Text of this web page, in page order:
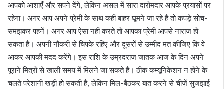
आपको आशाएँ और सपने देंगे, लेकिन असल में सारा दारोमदार आपके प्रयासों पर
रहेगा। अगर आप अपने प्रेमी के साथ कहीं बाहर घूमने जा रहे हैं तो कपड़े सोच-
समझकर पहनें। अगर आप ऐसा नहीं करते तो आपका प्रेमी आपसे नाराज हो
सकता है। अपनी नौकरी से चिपके रहिए और दूसरों से उम्मीद मत कीजिए कि वे
आकर आपकी मदद करेंगे। इस राशि के उम्रदराज जातक आज के दिन अपने
पूराने मित्रों से खाली समय में मिलने जा सकते हैं। ठीक कम्यूनिकेशन न होने के
चलते परेशानी खड़ी हो सकती है, लेकिन मिल-बैठकर बात करने से चीज़ें सुजझाई